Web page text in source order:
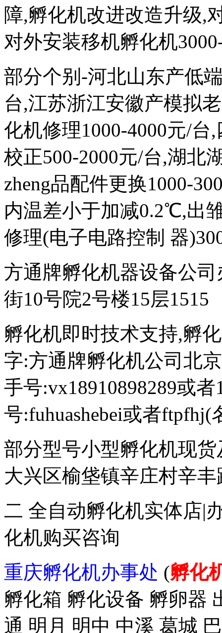
障,孵化机改进改造升级,
对外安装移机孵化机
部分个别-河北山东产低
台,江苏浙江安徽产模拟
化机修理1000-4000元/
校正500-2000元/台,湖北
zheng品配件更换1000-
内温差小于加减0.2℃,出
修理(电子电路控制 器
方通牌孵化机器设备公
街10号院2号楼15层1515
孵化机即时技术支持,孵
字:方通牌孵化机公司北
手号:vx18910898289或
号:fuhuashebei或者
部分型号小型孵化机现
大兴区榆垡镇辛庄村辛丰
二 全自动孵化机实体店|
化机购买咨询
重庆孵化机办事处 (孵化
孵化箱 孵化设备 孵卵器
通 明月 明中 中溪 葛城